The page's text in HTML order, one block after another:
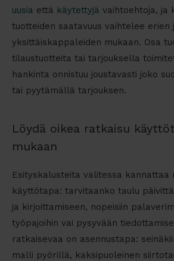
uusia että käytettyjä vaihtoehtoja, ja
tuotteiden saatavuus vaihtelee erien
yksittäiskappaleiden mukaan. Osa
tilaustuotteita tai tarjouksella
hankinta onnistuu joustavasti joko
tai pyytämällä tarjouksen.
Löydä oikea ratkaisu
mukaan
Esityskalusteita valitessa kannattaa
käyttötapa: tarvitaanko taulu
ja kirjoittamiseen, nopeisiin
työpajoihin vai pysyvään
ratkaisevaa on asennustapa:
malli pyörillä, kaksipuoleinen